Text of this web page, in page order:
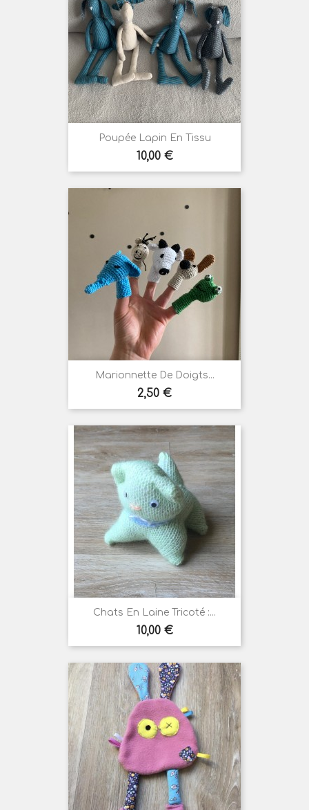
Poupée Lapin En Tissu
Prix
10,00 €
Marionnette De Doigts...
Prix
2,50 €
Chats En Laine Tricoté :...
Prix
10,00 €